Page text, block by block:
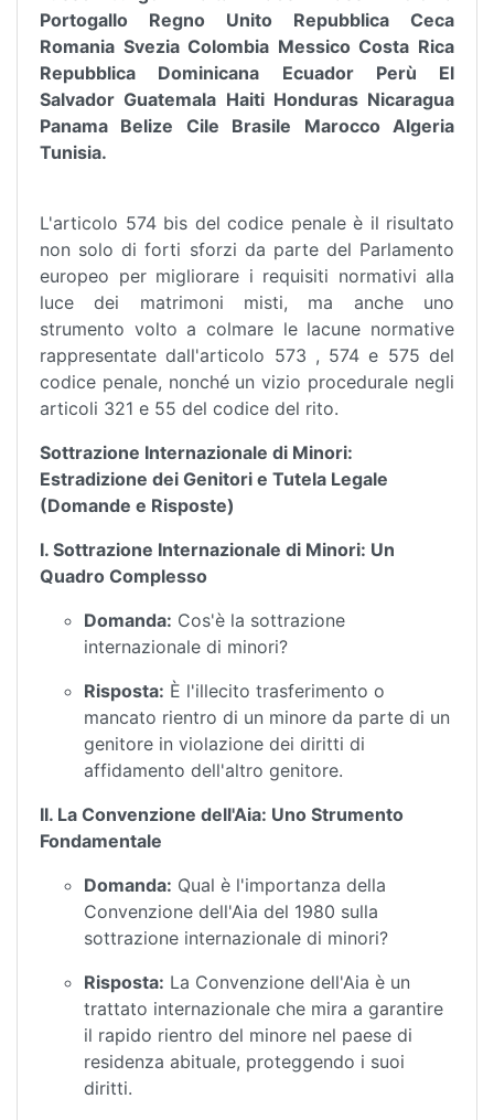
Portogallo Regno Unito Repubblica Ceca
Romania Svezia Colombia Messico Costa Rica
Repubblica Dominicana Ecuador Perù El
Salvador Guatemala Haiti Honduras Nicaragua
Panama Belize Cile Brasile Marocco Algeria
Tunisia.
L'articolo 574 bis del codice penale è il risultato
non solo di forti sforzi da parte del Parlamento
europeo per migliorare i requisiti normativi alla
luce dei matrimoni misti, ma anche uno
strumento volto a colmare le lacune normative
rappresentate dall'articolo 573 , 574 e 575 del
codice penale, nonché un vizio procedurale negli
articoli 321 e 55 del codice del rito.
Sottrazione Internazionale di Minori:
Estradizione dei Genitori e Tutela Legale
(Domande e Risposte)
I. Sottrazione Internazionale di Minori: Un
Quadro Complesso
Domanda: Cos'è la sottrazione
internazionale di minori?
Risposta: È l'illecito trasferimento o
mancato rientro di un minore da parte di un
genitore in violazione dei diritti di
affidamento dell'altro genitore.
II. La Convenzione dell'Aia: Uno Strumento
Fondamentale
Domanda: Qual è l'importanza della
Convenzione dell'Aia del 1980 sulla
sottrazione internazionale di minori?
Risposta: La Convenzione dell'Aia è un
trattato internazionale che mira a garantire
il rapido rientro del minore nel paese di
residenza abituale, proteggendo i suoi
diritti.